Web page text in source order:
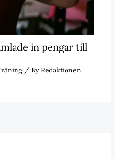
in pengar till
/ ByRedaktionen